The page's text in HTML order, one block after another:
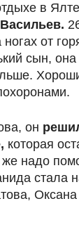
в
от
сын, она
он
которая
надо
стала